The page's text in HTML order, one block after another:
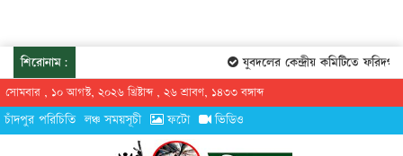
শিরোনাম: যুবদলের কেন্দ্রীয় কমিটিতে
সোমবার , ১০ আগস্ট, ২০২৬ খ্রিষ্টাব্দ , ২৬ শ্রাবণ, ১৪৩৩ বঙ্গাব্দ
চাঁদপুর পরিচিতি লঞ্চ সময়সূচী ফটো ভিডিও